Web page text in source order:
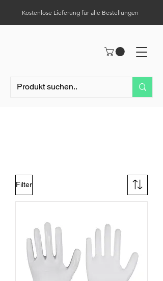
Kostenlose Lieferung für alle Bestellungen
Filter